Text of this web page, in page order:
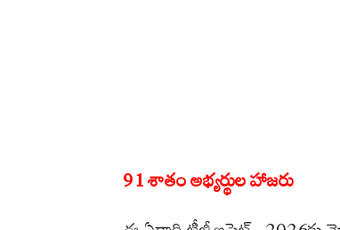
91 శాతం అభ్యర్థుల హాజరు